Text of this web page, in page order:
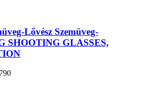
Lővész Szemüveg-
SHOOTING GLASSES,